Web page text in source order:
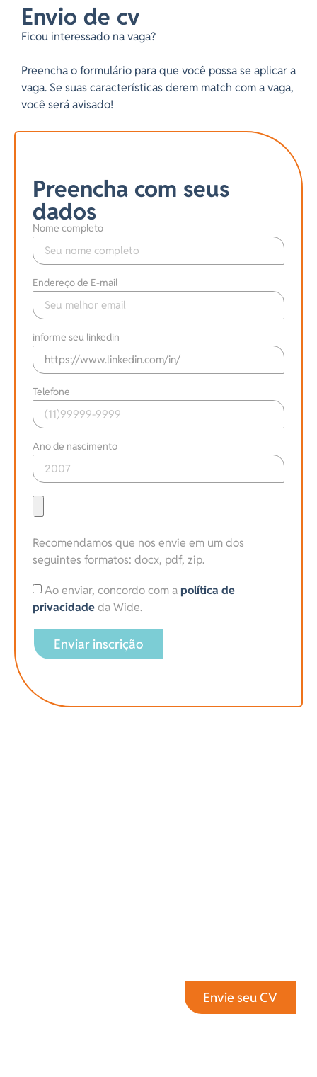
Envio de cv
Ficou interessado na vaga?
Preencha o formulário para que você possa se aplicar a
vaga. Se suas características derem match com a vaga,
você será avisado!
Preencha com seus
dados
Nome completo
Endereço de E-mail
informe seu linkedin
Telefone
Ano de nascimento
Recomendamos que nos envie em um dos
seguintes formatos: docx, pdf, zip.
Ao enviar, concordo com a política de
privacidadeda Wide.
Enviar inscrição
Envie seu CV